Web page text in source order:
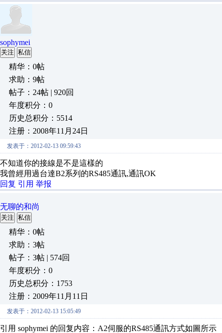
sophymei
关注 私信
精华：0帖
求助：9帖
帖子：24帖 | 920回
年度积分：0
历史总积分：5514
注册：2008年11月24日
发表于：2012-02-13 09:59:43
不知道你的接線是不是這樣的
我曾經用過台達B2系列的RS485通訊,通訊OK
回复 引用 举报
无聊的和尚
关注 私信
精华：0帖
求助：3帖
帖子：3帖 | 574回
年度积分：0
历史总积分：1753
注册：2009年11月11日
发表于：2012-02-13 15:05:49
引用 sophymei 的回复内容：A2伺服的RS485通訊方式如圖所示